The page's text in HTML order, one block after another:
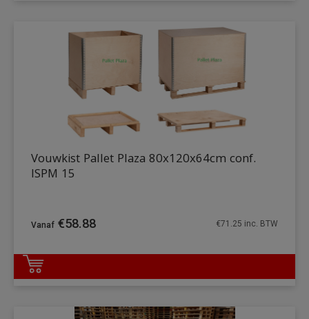
DETAILS
Vouwkist Pallet Plaza 80x120x64cm conf.
ISPM 15
€58.88 €71.25 inc. BTW